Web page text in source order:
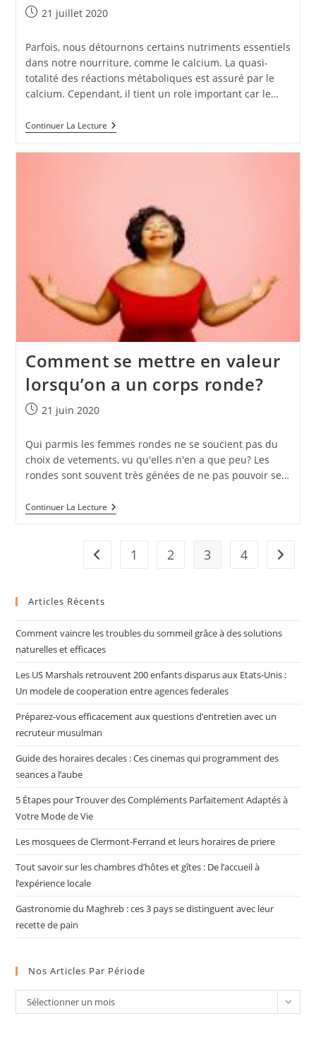
Publication
21 juillet 2020
Parfois, nous détournons certains nutriments essentiels
dans notre nourriture, comme le calcium. La quasi-
totalité des réactions métaboliques est assuré par le
calcium. Cependant, il tient un role important car le…
Continuer La LectureQu’apporte
Le
Comment se mettre en valeur
lorsqu’on a un corps ronde?
Publication
21 juin 2020
Qui parmis les femmes rondes ne se soucient pas du
choix de vetements, vu qu'elles n'en a que peu? Les
rondes sont souvent très génées de ne pas pouvoir se…
Continuer La LectureComment
Se
Valeur
Lorsqu’on
Go to the previous page
1 2 3 4 Aller à
Articles Récents
Comment vaincre les troubles du sommeil grâce à des solutions
naturelles et efficaces
Les US Marshals retrouvent 200 enfants disparus aux Etats-Unis :
Un modele de cooperation entre agences federales
Préparez-vous efficacement aux questions d’entretien avec un
recruteur musulman
Guide des horaires decales : Ces cinemas qui programment des
seances a l’aube
5 Étapes pour Trouver des Compléments Parfaitement Adaptés à
Votre Mode de Vie
Les mosquees de Clermont-Ferrand et leurs horaires de priere
Tout savoir sur les chambres d’hôtes et gîtes : De l’accueil à
l’expérience locale
Gastronomie du Maghreb : ces 3 pays se distinguent avec leur
recette de pain
Nos Articles Par Période
Nos
articles
Sélectionner un mois